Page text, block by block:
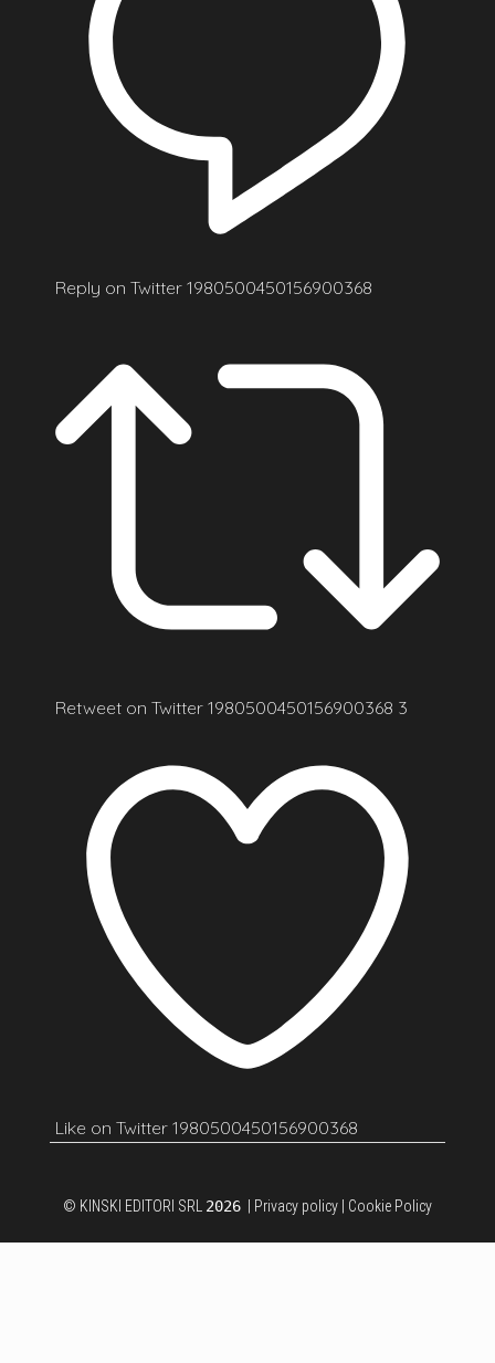
Reply on Twitter 1980500450156900368
Retweet on Twitter 1980500450156900368 3
Like on Twitter 1980500450156900368
© KINSKI EDITORI SRL 2026 Privacy policy Cookie Policy